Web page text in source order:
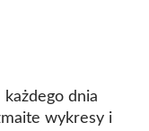
każdego dnia
wykresy i